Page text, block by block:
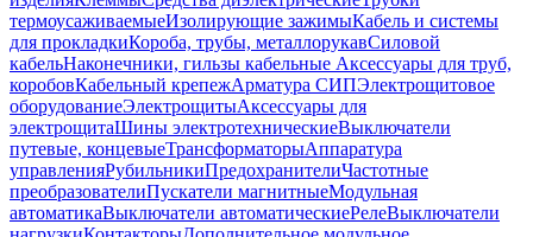
термоусаживаемыеИзолирующие зажимыКабель и системы
для прокладкиКороба, трубы, металлорукавСиловой
кабельНаконечники, гильзы кабельные Аксессуары для труб,
коробовКабельный крепежАрматура СИПЭлектрощитовое
оборудованиеЭлектрощитыАксессуары для
электрощитаШины электротехническиеВыключатели
путевые, концевыеТрансформаторыАппаратура
управленияРубильникиПредохранителиЧастотные
преобразователиПускатели магнитныеМодульная
автоматикаВыключатели автоматическиеРелеВыключатели